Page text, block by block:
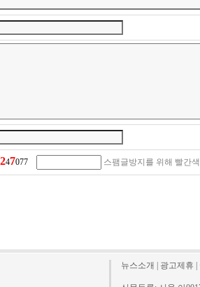
247077 스팸글방지를 위해 빨간
뉴스소개 광고제휴